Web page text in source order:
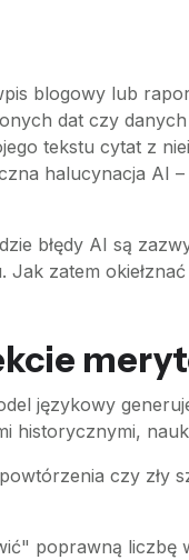
blogowy lub
dat czy
tekstu cytat z
halucynacja
błędy AI są
zatem
językowy
historycznymi,
czy zły
poprawną liczbę